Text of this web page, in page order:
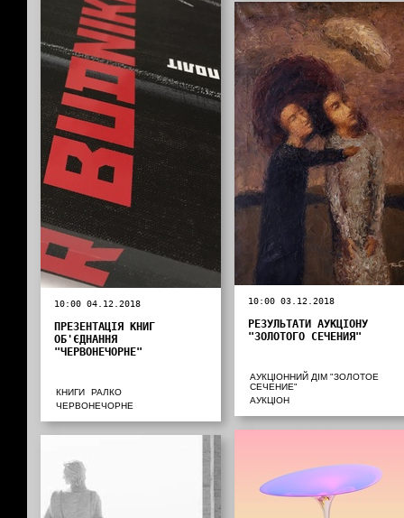
10:00 04.12.2018
ПРЕЗЕНТАЦІЯ КНИГ
ОБ'ЄДНАННЯ
"ЧЕРВОНЕЧОРНЕ"
КНИГИ
РАЛКО
ЧЕРВОНЕЧОРНЕ
10:00 03.12.2018
РЕЗУЛЬТАТИ АУКЦІОНУ
"ЗОЛОТОГО СЕЧЕНИЯ"
АУКЦІОННИЙ ДІМ "ЗОЛОТОЕ
СЕЧЕНИЕ"
АУКЦІОН